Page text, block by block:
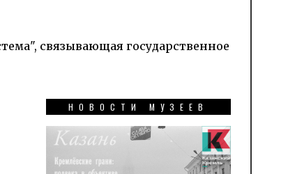
связывающая государственное
НОВОСТИ МУЗЕЕВ